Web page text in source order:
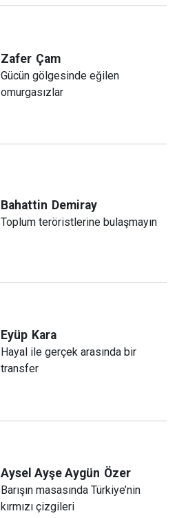
Zafer Çam
Gücün gölgesinde eğilen
omurgasızlar
Bahattin Demiray
Toplum teröristlerine bulaşmayın
Eyüp Kara
Hayal ile gerçek arasında bir
transfer
Aysel Ayşe Aygün Özer
Barışın masasında Türkiye’nin
kırmızı çizgileri